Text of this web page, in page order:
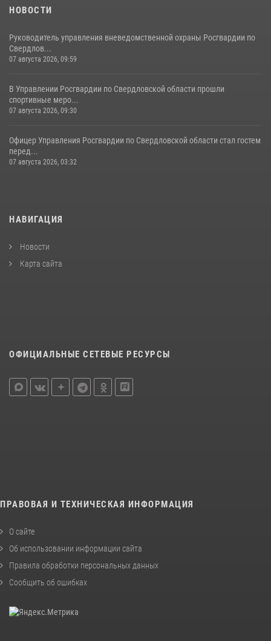
НОВОСТИ
Руководитель управления вневедомственной охраны Росгвардии по
Свердлов...
07 августа 2026, 09:59
В Управлении Росгвардии по Свердловской области прошли
спортивные меро...
07 августа 2026, 09:30
Офицер Управления Росгвардии по Свердловской области стал гостем
перед...
07 августа 2026, 03:32
НАВИГАЦИЯ
Новости
Карта сайта
ОФИЦИАЛЬНЫЕ СЕТЕВЫЕ РЕСУРСЫ
ПРАВОВАЯ И ТЕХНИЧЕСКАЯ ИНФОРМАЦИЯ
О сайте
Об использовании информации сайта
Правила обработки персональных данных
Сообщить об ошибках